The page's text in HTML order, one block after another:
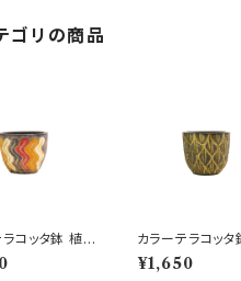
ゴリの商品
コッタ鉢 植木
カラーテラコッ
鉢 シェーンSSS
しゃれ
¥1,650